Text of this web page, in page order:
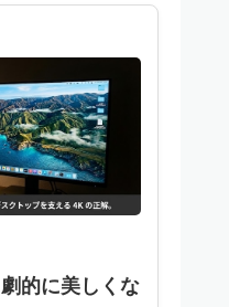
的に美しくな